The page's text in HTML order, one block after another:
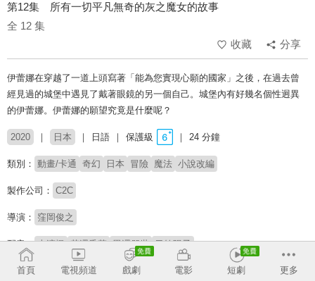
第12集 所有一切平凡無奇的灰之魔女的故事
全 12 集
收藏
分享
伊蕾娜在穿越了一道上頭寫著「能為您實現心願的國家」之後，在過去曾
經見過的城堡中遇見了戴著眼鏡的另一個自己。城堡內有好幾名個性迥異
的伊蕾娜。伊蕾娜的願望究竟是什麼呢？
2020 日本 日語 保護級 24 分鐘
類別： 動畫/卡通 奇幻 日本 冒險 魔法 小說改編
製作公司： C2C
導演： 窪岡俊之
配音： 本渡楓 花澤香菜 黑澤朋世 日笠陽子
原著： 白石定規
首頁 電視頻道 戲劇 電影 短劇 更多